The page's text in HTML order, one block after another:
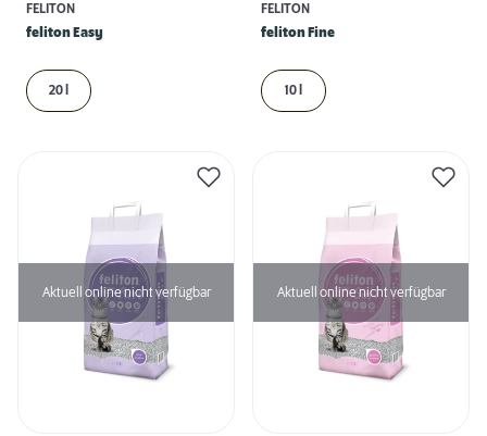
FELITON
feliton Easy
20 l
FELITON
feliton Fine
10 l
Aktuell online nicht verfügbar Aktuell online nicht verfügbar